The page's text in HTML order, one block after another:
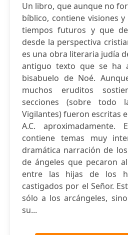
Un libro, que aunque no
bíblico, contiene visiones
tiempos futuros y que
desde la perspectiva
es una obra literaria judía
antiguo texto que se ha
bisabuelo de Noé.
muchos eruditos
secciones (sobre todo
Vigilantes) fueron escritas
A.C.
contiene temas muy
dramática narración de
de ángeles que pecaron
entre las hijas de los
castigados por el Señor.
sólo a los arcángeles,
su...